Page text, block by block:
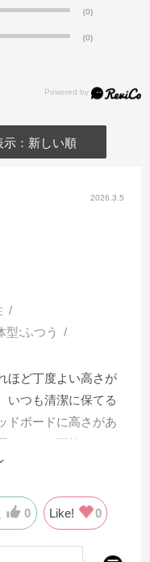
(0)
(0)
示：新しい順
2026.3.5
型:ふつう
ほど丁度よい高さが
いつも清潔に保てる
ドボードに高さがあ
くことも可能です。
コンセントがあり就
0 Like! 0